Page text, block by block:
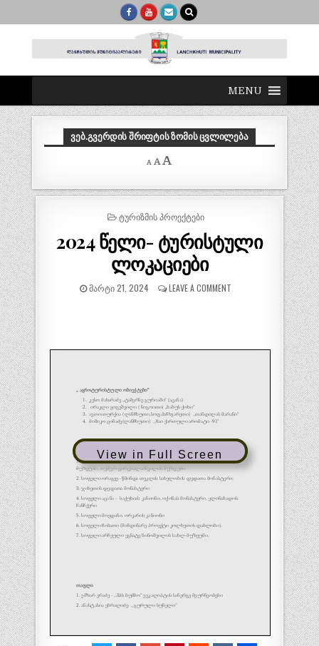
MENU
ᲕᲔᲑ.ᲒᲕᲔᲠᲓᲘᲡ ᲨᲠᲘᲤᲢᲘᲡ ᲖᲝᲛᲘᲡ ᲪᲕᲚᲘᲚᲔᲑᲐ
A
Decrease
font
A Reset
A
size.
POSTED
ᲢᲣᲠᲘᲖᲛᲘᲡ ᲞᲠᲝᲔᲥᲢᲔᲑᲘ
2024 წელი- ტურისტული
ლოკაციები
ᲛᲐᲠᲢᲘ 21, 2024 LEAVE A COMMENT
View in Full Screen